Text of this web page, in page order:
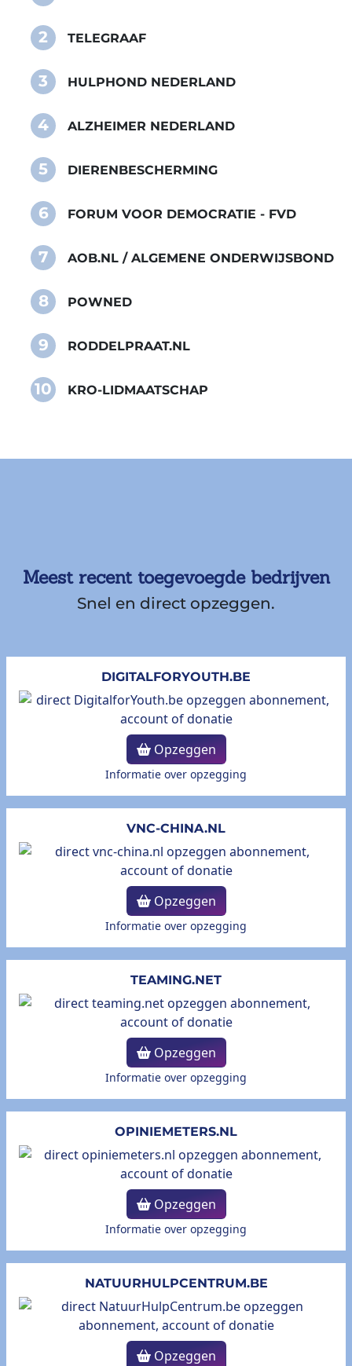
2 TELEGRAAF
3 HULPHOND NEDERLAND
4 ALZHEIMER NEDERLAND
5 DIERENBESCHERMING
6 FORUM VOOR DEMOCRATIE - FVD
7 AOB.NL / ALGEMENE ONDERWIJSBOND
8 POWNED
9 RODDELPRAAT.NL
10 KRO-LIDMAATSCHAP
Meest recent toegevoegde bedrijven
Snel en direct opzeggen.
DIGITALFORYOUTH.BE
Opzeggen
Informatie over opzegging
VNC-CHINA.NL
Opzeggen
Informatie over opzegging
TEAMING.NET
Opzeggen
Informatie over opzegging
OPINIEMETERS.NL
Opzeggen
Informatie over opzegging
NATUURHULPCENTRUM.BE
Opzeggen